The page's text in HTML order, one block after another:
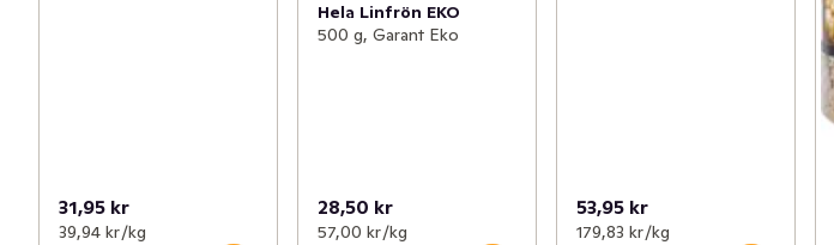
31,95 kr
39,94 kr /kg
Hela Linfrön EKO
500 g, Garant Eko
28,50 kr
57,00 kr /kg
53,95 kr
179,83 kr /kg